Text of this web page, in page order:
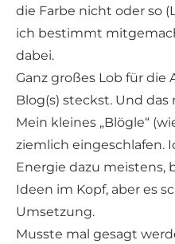
die Farbe nicht oder so
ich bestimmt
dabei.
Ganz großes Lob für die
Blog(s) steckst. Und
Mein kleines „Blögle“
ziemlich eingeschlafen.
Energie dazu meistens,
Ideen im Kopf, aber es
Umsetzung.
Musste mal gesagt